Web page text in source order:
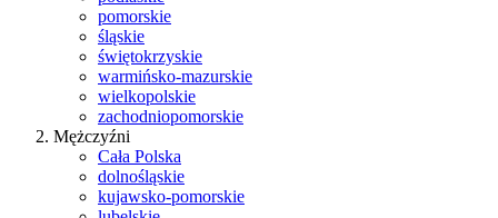
pomorskie
śląskie
świętokrzyskie
warmińsko-mazurskie
wielkopolskie
zachodniopomorskie
Mężczyźni
Cała Polska
dolnośląskie
kujawsko-pomorskie